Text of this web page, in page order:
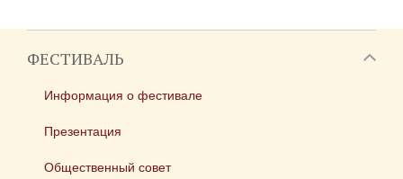
ФЕСТИВАЛЬ
Информация о фестивале
Презентация
Общественный совет